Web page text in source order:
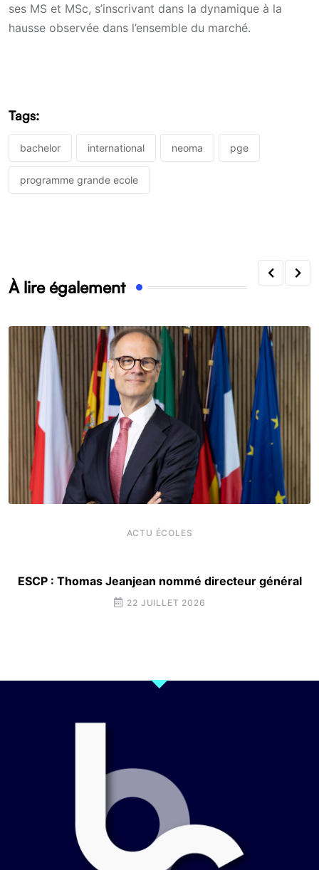
ses MS et MSc, s’inscrivant dans la dynamique à la
hausse observée dans l’ensemble du marché.
Tags:
bachelor international neoma pge
programme grande ecole
À lire également
ACTU ÉCOLES
ESCP : Thomas Jeanjean nommé directeur général
22 JUILLET 2026